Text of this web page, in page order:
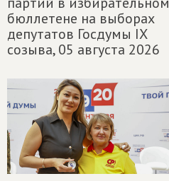
бюллетене на выборах
депутатов Госдумы IX
созыва,05 августа 2026